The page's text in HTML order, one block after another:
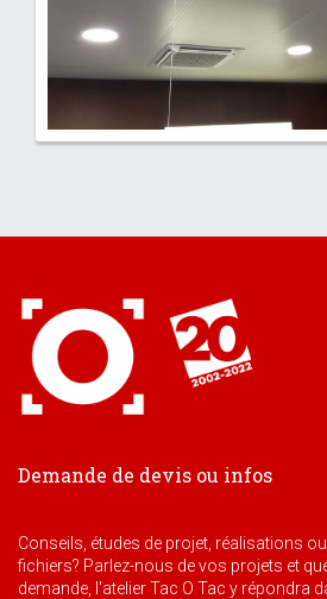
Demande de devis ou infos
Conseils, études de projet, réalisations
fichiers? Parlez-nous de vos projets et
demande, l'atelier Tac O Tac y répondra